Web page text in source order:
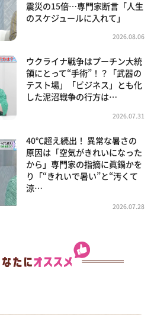
震災の15倍…専門家断言「人生
のスケジュールに入れて」
2026.08.06
ウクライナ戦争はプーチン大統
領にとって“手術”！？「武器の
テスト場」「ビジネス」とも化
した泥沼戦争の行方は…
2026.07.31
40℃超え続出！ 異常な暑さの
原因は「空気がきれいになった
から」専門家の指摘に眞鍋かを
り「“きれいで暑い”と“汚くて
涼…
2026.07.28